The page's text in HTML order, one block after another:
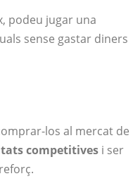
podeu jugar una
sense gastar diners
los al mercat de
competitives i ser